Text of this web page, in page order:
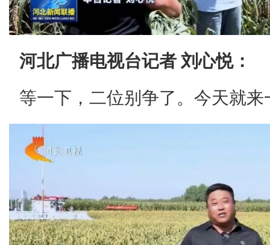
河北广播电视台记者 刘心悦：
等一下，二位别争了。今天就